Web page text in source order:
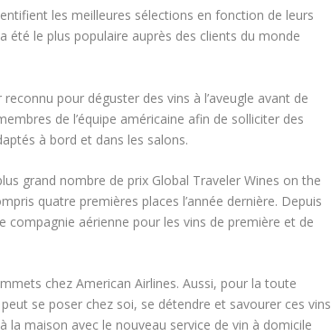
les meilleures sélections en fonction de leurs
été le plus populaire auprès des clients du monde
pour déguster des vins à l’aveugle avant de
de l’équipe américaine afin de solliciter des
à bord et dans les salons.
grand nombre de prix Global Traveler Wines on the
quatre premières places l’année dernière. Depuis
aérienne pour les vins de première et de
chez American Airlines. Aussi, pour la toute
se poser chez soi, se détendre et savourer ces vins
maison avec le nouveau service de vin à domicile